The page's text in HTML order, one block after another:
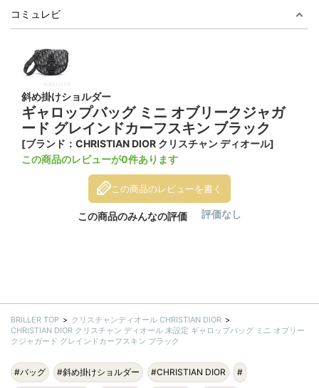
コミュレビ
斜め掛けショルダー
ギャロップバッグ ミニ オブリークジャガ
ード グレインドカーフスキン ブラック
[ブランド：CHRISTIAN DIOR クリスチャン ディオール]
この商品のレビューが0件あります
この商品のレビューを書く
この商品のみんなの評価 評価なし
BRILLER TOP
クリスチャンディオール CHRISTIAN DIOR
CHRISTIAN DIOR クリスチャン ディオール 未設定 ギャロップバッグ ミニ オブリー
クジャガード グレインドカーフスキン ブラック
#バッグ #斜め掛けショルダー #CHRISTIAN DIOR #